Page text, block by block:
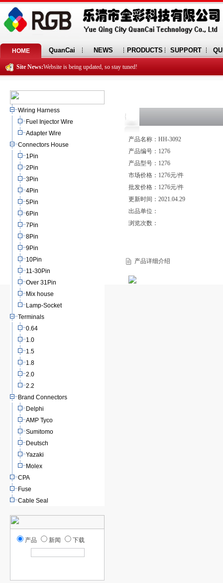
HOME QuanCai NEWS PRODUCTS SUPPORT
Site News:Website is being updated, so stay tuned!
Wiring Harness
Fuel Injector Wire
Adapter Wire
Connectors House
1Pin
2Pin
3Pin
4Pin
5Pin
6Pin
7Pin
8Pin
9Pin
10Pin
11-30Pin
Over 31Pin
Mix house
Lamp-Socket
Terminals
0.64
1.0
1.5
1.8
2.0
2.2
Brand Connectors
Delphi
AMP Tyco
Sumitomo
Deutsch
Yazaki
Molex
CPA
Fuse
Cable Seal
产品 新闻 下载
产品名称：HH-3092
产品编号：1276
产品型号：1276
市场价格：1276元/件
批发价格：1276元/件
更新时间：2021.04.29
出品单位：
浏览次数：
产品详细介绍